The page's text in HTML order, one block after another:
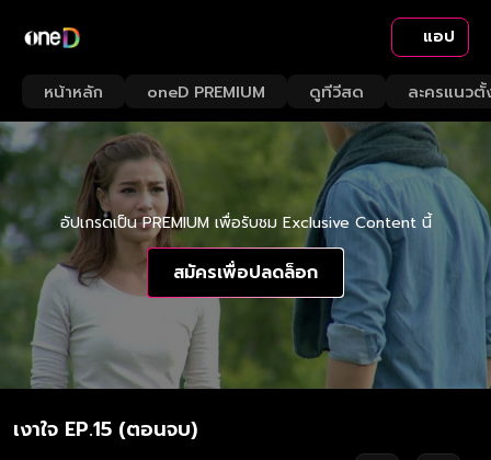
แอป
หน้าหลัก oneD PREMIUM ดูทีวีสด ละครแนวตั้
อัปเกรดเป็น PREMIUM เพื่อรับชม Exclusive Content นี้
สมัครเพื่อปลดล็อก
เงาใจ EP.15 (ตอนจบ)